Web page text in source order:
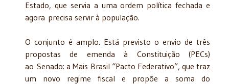
Estado, que servia a uma ordem política fechada e
agora precisa servir à população.
O conjunto é amplo. Está previsto o envio de três
propostas de emenda à Constituição (PECs)
ao Senado: a Mais Brasil “Pacto Federativo”, que traz
um novo regime fiscal e propõe a soma do